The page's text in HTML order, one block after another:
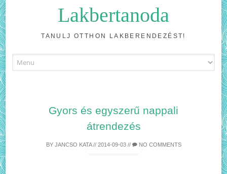
Lakbertanoda
TANULJ OTTHON LAKBERENDEZÉST!
to
Gyors és egyszerű nappali
átrendezés
BY JANCSO KATA// 2014-09-03// NO COMMENTS